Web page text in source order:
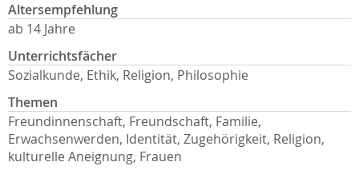
Altersempfehlung
ab 14 Jahre
Unterrichtsfächer
Sozialkunde, Ethik, Religion, Philosophie
Themen
Freundinnenschaft, Freundschaft, Familie,
Erwachsenwerden, Identität, Zugehörigkeit, Religion,
kulturelle Aneignung, Frauen